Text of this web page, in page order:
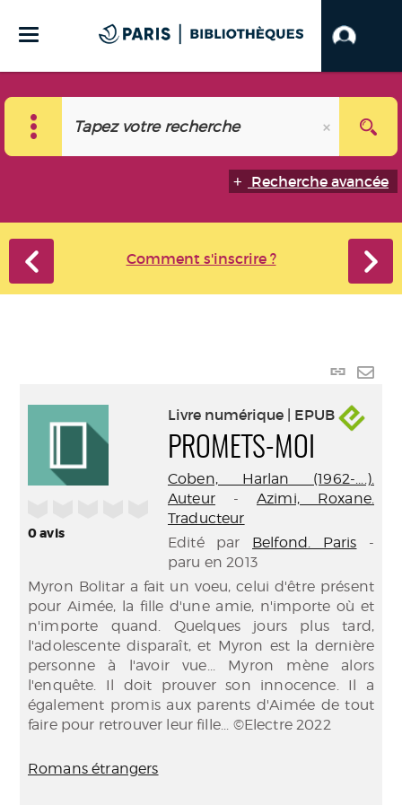
Recherche avancée
Comment s'inscrire ?
Lien
0avis
Livre numérique | EPUB
PROMETS-MOI
Coben, Harlan (1962-....).
Auteur- Azimi, Roxane.
Traducteur
Edité par Belfond. Paris -
paru en 2013
Myron Bolitar a fait un voeu, celui d'être présent
pour Aimée, la fille d'une amie, n'importe où et
n'importe quand. Quelques jours plus tard,
l'adolescente disparaît, et Myron est la dernière
personne à l'avoir vue... Myron mène alors
l'enquête. Il doit prouver son innocence. Il a
également promis aux parents d'Aimée de tout
faire pour retrouver leur fille... ©Electre 2022
Romans étrangers